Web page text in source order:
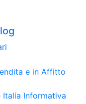
Italia Informativa